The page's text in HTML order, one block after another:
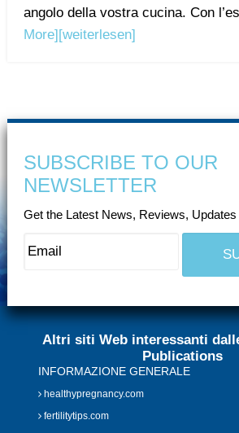
angolo della vostra cucina. Con
More] [weiterlesen]
SUBSCRIBE TO OUR
NEWSLETTER
Get the Latest News, Reviews,
Altri siti Web interessanti
Publications
INFORMAZIONE GENERALE
healthypregnancy.com
fertilitytips.com